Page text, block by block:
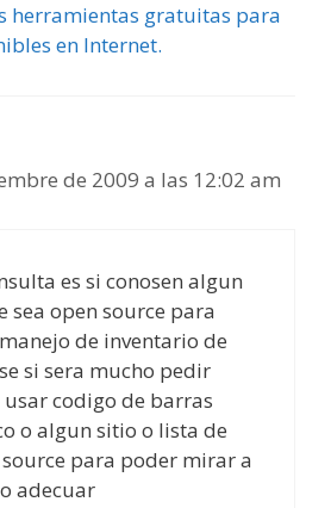
herramientas gratuitas para
en Internet.
de 2009 a las 12:02 am
es si conosen algun
sea open source para
de inventario de
si sera mucho pedir
codigo de barras
o algun sitio o lista de
para poder mirar a
adecuar